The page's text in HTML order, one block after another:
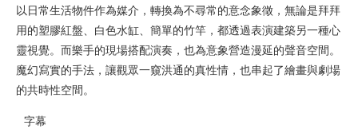
以日常生活物件作為媒介，轉換為不尋常的意念象徵，無論是拜拜
用的塑膠紅盤、白色水缸、簡單的竹竿，都透過表演建築另一種心
靈視覺。而樂手的現場搭配演奏，也為意象營造漫延的聲音空間。
魔幻寫實的手法，讓觀眾一窺洪通的真性情，也串起了繪畫與劇場
的共時性空間。
字幕